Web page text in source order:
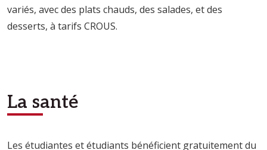
variés, avec des plats chauds, des salades, et des
desserts, à tarifs CROUS.
La santé
Les étudiantes et étudiants bénéficient gratuitement du